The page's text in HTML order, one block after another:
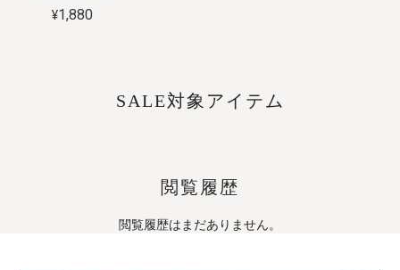
¥1,880
SALE対象アイテム
閲覧履歴
閲覧履歴はまだありません。